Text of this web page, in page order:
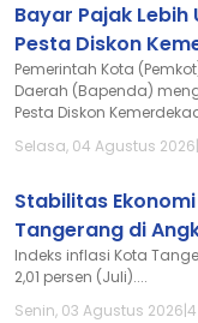
Bayar Pajak
Pesta Diskon
Pemerintah Kota
Daerah (Bapenda)
Pesta Diskon
Selasa, 04 Agustus 2026|
Stabilitas
Tangerang di
Indeks inflasi Kota
2,01 persen (Juli)....
Senin, 03 Agustus 2026|